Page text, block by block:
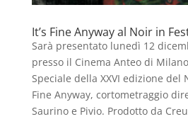
It’s Fine Anyway al Noir in
Sarà presentato lunedì 12
presso il Cinema Anteo di
Speciale della XXVI edizione del
Fine Anyway, cortometraggio
Saurino e Pivio. Prodotto da